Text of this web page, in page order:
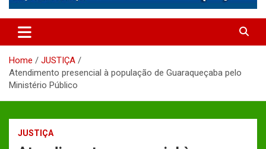
Home
JUSTIÇA
Atendimento presencial à população de Guaraqueçaba pelo
Ministério Público
JUSTIÇA